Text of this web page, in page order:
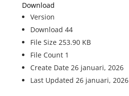
Download
Version
Download 44
File Size 253.90 KB
File Count 1
Create Date 26 januari, 2026
Last Updated 26 januari, 2026